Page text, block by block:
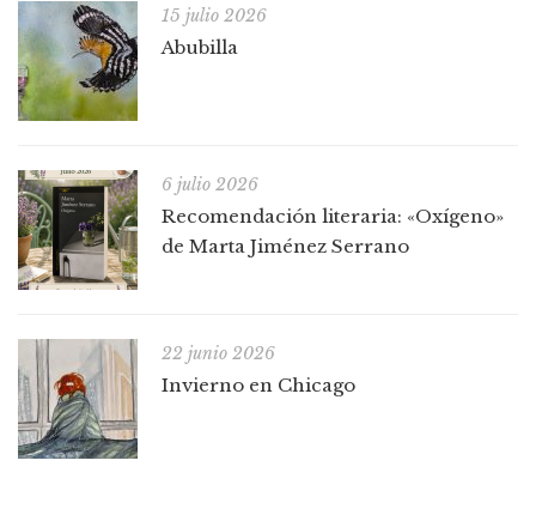
15 julio 2026
Abubilla
6 julio 2026
Recomendación literaria: «Oxígeno»
de Marta Jiménez Serrano
22 junio 2026
Invierno en Chicago